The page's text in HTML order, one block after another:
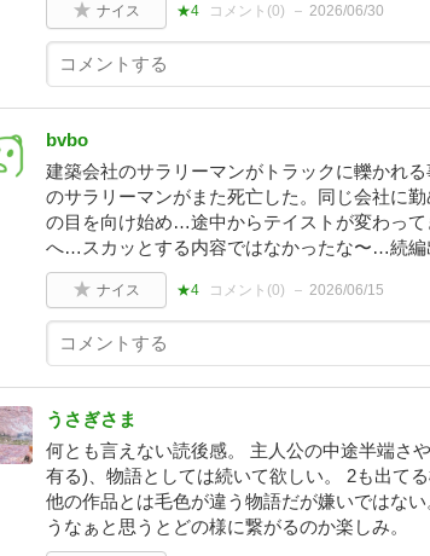
ナイス ★4 コメント(0) 2026/06/30
bvbo
建築会社のサラリーマンがトラックに轢かれ
のサラリーマンがまた死亡した。同じ会社に
の目を向け始め…途中からテイストが変わっ
へ…スカッとする内容ではなかったな〜…続編
ナイス ★4 コメント(0) 2026/06/15
うさぎさま
何とも言えない読後感。 主人公の中途半端さ
有る)、物語としては続いて欲しい。 2も出て
他の作品とは毛色が違う物語だが嫌いではな
うなぁと思うとどの様に繋がるのか楽しみ。